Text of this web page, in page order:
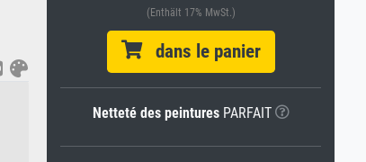
(Enthält 17% MwSt.)
dans le panier
Netteté des peinturesPARFAIT